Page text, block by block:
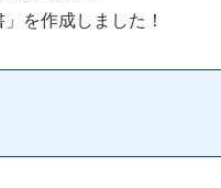
を作成しました！